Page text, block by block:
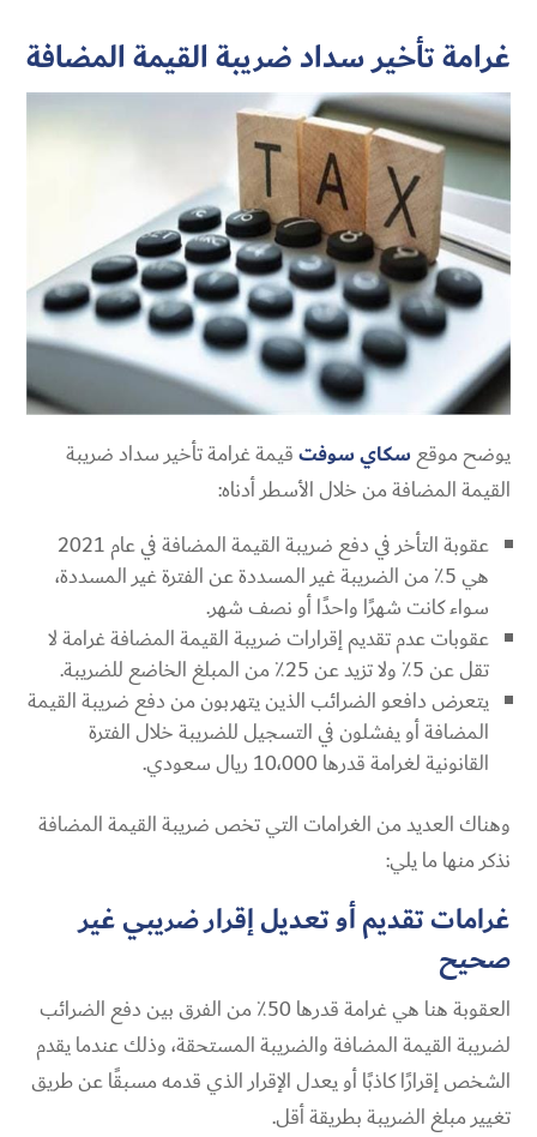
غرامة تأخير سداد ضريبة القيمة المضافة
يوضح موقعسكاي سوفتقيمة غرامة تأخير سداد ضريبة
القيمة المضافة من خلال الأسطر أدناه:
عقوبة التأخر في دفع ضريبة القيمة المضافة في عام 2021
هي 5٪ من الضريبة غير المسددة عن الفترة غير المسددة،
سواء كانت شهرًا واحدًا أو نصف شهر.
عقوبات عدم تقديم إقرارات ضريبة القيمة المضافة غرامة لا
تقل عن 5٪ ولا تزيد عن 25٪ من المبلغ الخاضع للضريبة.
يتعرض دافعو الضرائب الذين يتهربون من دفع ضريبة القيمة
المضافة أو يفشلون في التسجيل للضريبة خلال الفترة
القانونية لغرامة قدرها 10،000 ريال سعودي.
وهناك العديد من الغرامات التي تخص ضريبة القيمة المضافة
نذكر منها ما يلي:
غرامات تقديم أو تعديل إقرار ضريبي غير
صحيح
العقوبة هنا هي غرامة قدرها 50٪ من الفرق بين دفع الضرائب
لضريبة القيمة المضافة والضريبة المستحقة، وذلك عندما يقدم
الشخص إقرارًا كاذبًا أو يعدل الإقرار الذي قدمه مسبقًا عن طريق
تغيير مبلغ الضريبة بطريقة أقل.